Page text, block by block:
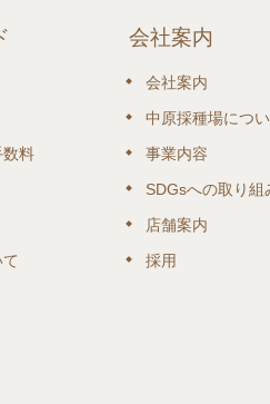
数料
会社案内
会社案内
中原採種場につ
事業内容
SDGsへの取り組
店舗案内
採用